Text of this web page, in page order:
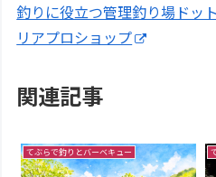
釣りに役立つ管理釣り場ドッ
リアプロショップ
関連記事
てぶらで釣りとバーベキュー